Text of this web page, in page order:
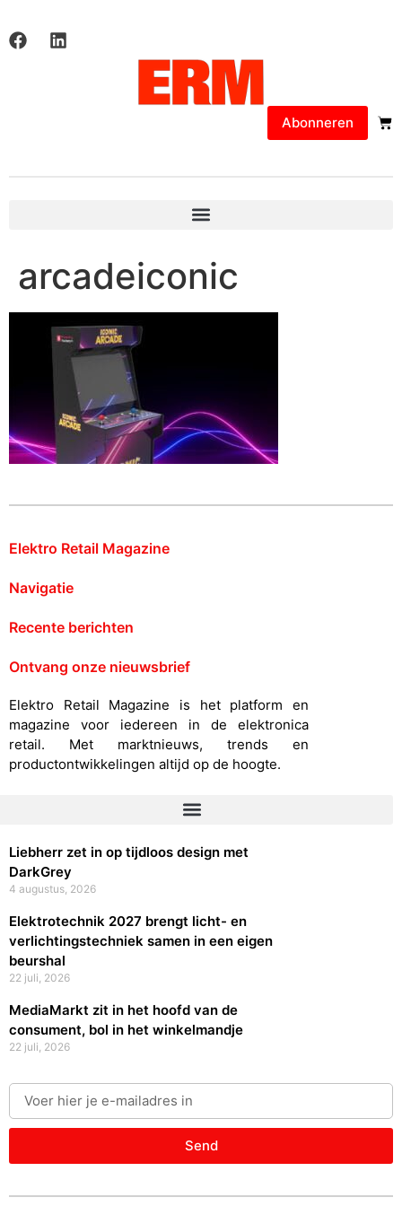
Abonneren
arcadeiconic
Elektro Retail Magazine
Navigatie
Recente berichten
Ontvang onze nieuwsbrief
Elektro Retail Magazine is het platform en
magazine voor iedereen in de elektronica
retail. Met marktnieuws, trends en
productontwikkelingen altijd op de hoogte.
Liebherr zet in op tijdloos design met
DarkGrey
4 augustus, 2026
Elektrotechnik 2027 brengt licht- en
verlichtingstechniek samen in een eigen
beurshal
22 juli, 2026
MediaMarkt zit in het hoofd van de
consument, bol in het winkelmandje
22 juli, 2026
Send